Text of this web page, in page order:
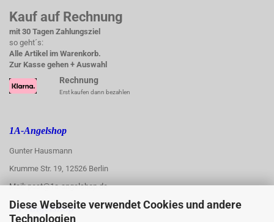
Diese Webseite verwendet Cookies und andere
Technologien
Kauf auf Rechnung
mit 30 Tagen Zahlungsziel
so geht´s:
Alle Artikel im Warenkorb.
Zur Kasse gehen + Auswahl
Rechnung
Erst kaufen dann bezahlen
1A-Angelshop
Gunter Hausmann
Krumme Str. 19, 12526 Berlin
Mail: post@1a-angelshop.de
1A-Angelshop-